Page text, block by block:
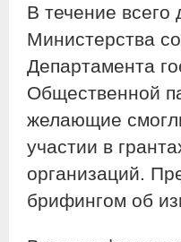
В течение
Министерства
Департамента
Общественной
желающие
участии в
организаций.
брифингом об